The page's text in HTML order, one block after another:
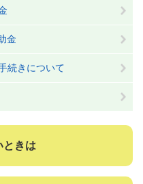
金
続きについて
ときは